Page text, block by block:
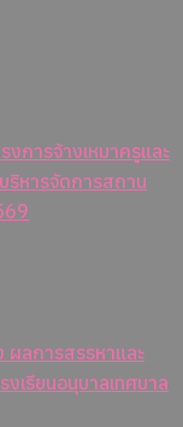
การจ้างเหมาครูและ
ริหารจัดการสถาน
ผลการสรรหาและ
เรียนอนุบาลเทศบาล